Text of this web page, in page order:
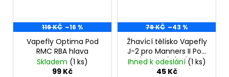
119 KČ –16 %
Vapefly Optima Pod
RMC RBA hlava
Skladem (1 ks)
99 Kč
79 KČ –43 %
Žhavící tělísko Vapefly
J-2 pro Manners II Pod
(1,4ohm) (1ks) -
VÝPRODEJ.
Ihned k odeslání (1 ks)
45 Kč